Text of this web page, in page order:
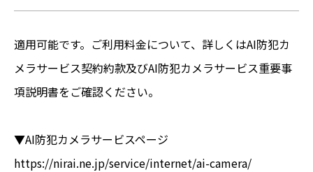
適用可能です。ご利用料金について、詳しくはAI防犯カ
メラサービス契約約款及びAI防犯カメラサービス重要事
項説明書をご確認ください。
▼AI防犯カメラサービスページ
https://nirai.ne.jp/service/internet/ai-camera/